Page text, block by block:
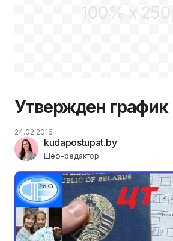
100% x
Утвержден график
kudapostupat.by
Шеф-редактор
24.02.2016